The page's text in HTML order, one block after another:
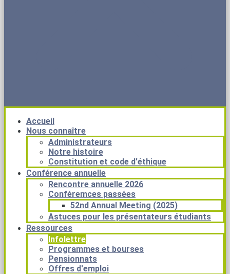
Accueil
Nous connaître
Administrateurs
Notre histoire
Constitution et code d'éthique
Conférence annuelle
Rencontre annuelle 2026
Conféremces passées
52nd Annual Meeting (2025)
Astuces pour les présentateurs étudiants
Ressources
Infolettre
Programmes et bourses
Pensionnats
Offres d'emploi